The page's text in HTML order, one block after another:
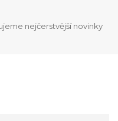
nejčerstvější novinky